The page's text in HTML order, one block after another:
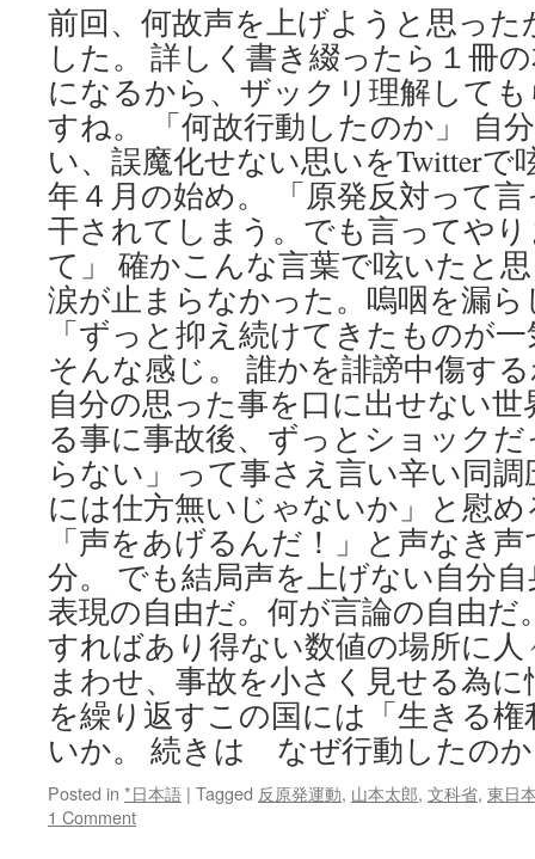
前回、何故声を上げようと思っ
した。 詳しく書き綴ったら１冊
になるから、ザックリ理解して
すね。 「何故行動したのか」 自
い、誤魔化せない思いをTwitterで
年４月の始め。 「原発反対って
干されてしまう。でも言ってや
て」 確かこんな言葉で呟いたと
涙が止まらなかった。嗚咽を漏
「ずっと抑え続けてきたものが
そんな感じ。 誰かを誹謗中傷す
自分の思った事を口に出せない
る事に事故後、ずっとショック
らない」って事さえ言い辛い同
には仕方無いじゃないか」と慰
「声をあげるんだ！」と声なき
分。 でも結局声を上げない自分
表現の自由だ。何が言論の自由だ
すればあり得ない数値の場所に
まわせ、事故を小さく見せる為
を繰り返すこの国には「生きる
いか。 続きは なぜ行動したのか
Posted in *日本語 | Tagged 反原発運動, 山本太郎, 文科省, 東日
1 Comment